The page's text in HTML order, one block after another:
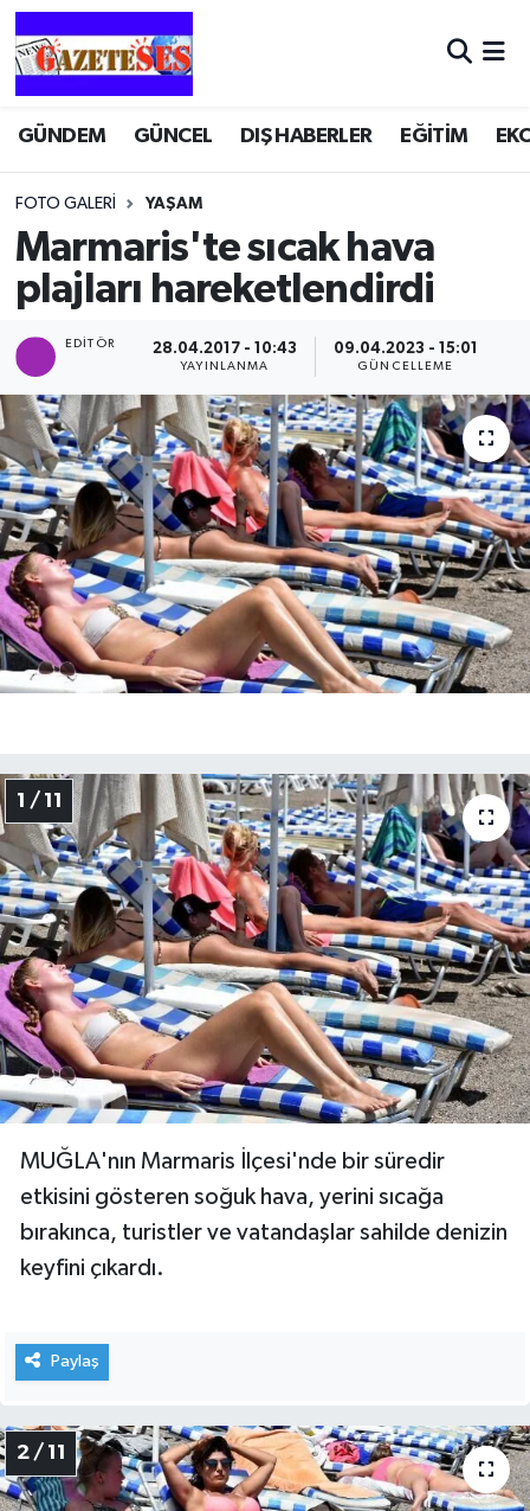
GÜNDEM GÜNCEL DIŞ HABERLER EĞİTİM
FOTO GALERI YAŞAM
Marmaris'te sıcak hava
plajları hareketlendirdi
EDITÖR 28.04.2017 - 10:43
YAYINLANMA
09.04.2023 - 15:01
GÜNCELLEME
1 / 11
MUĞLA'nın Marmaris İlçesi'nde bir süredir
etkisini gösteren soğuk hava, yerini sıcağa
bırakınca, turistler ve vatandaşlar sahilde denizin
keyfini çıkardı.
Paylaş
2 / 11